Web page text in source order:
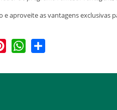
e aproveite as vantagens exclusivas
PinterestWhatsApp